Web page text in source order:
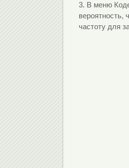
3. В меню
вероятность,
частоту для